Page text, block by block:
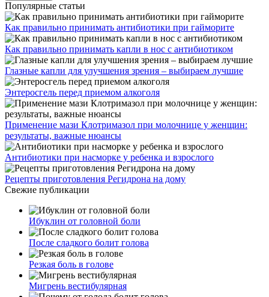
Популярные статьи
Как правильно принимать антибиотики при гайморите
Как правильно принимать капли в нос с антибиотиком
Глазные капли для улучшения зрения – выбираем лучшие
Энтеросгель перед приемом алкоголя
Применение мази Клотримазол при молочнице у женщин:
результаты, важные нюансы
Антибиотики при насморке у ребенка и взрослого
Рецепты приготовления Регидрона на дому
Свежие публикации
Ибуклин от головной боли
После сладкого болит голова
Резкая боль в голове
Мигрень вестибулярная